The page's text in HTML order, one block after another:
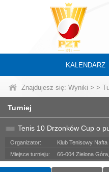
KALENDARZ
Znajdujesz się: Wyniki > >
Turniej
Tenis 10 Drzonków Cup o
Organizator:
Klub Tenisowy
Miejsce turnieju:
66-004 Zielona